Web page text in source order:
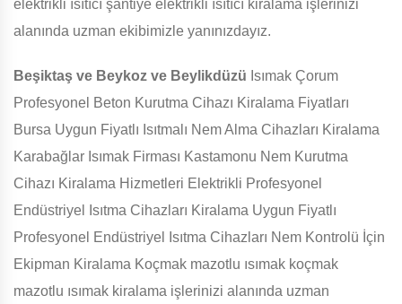
elektrikli ısıtıcı şantiye elektrikli ısıtıcı kiralama işlerinizi
alanında uzman ekibimizle yanınızdayız.
Beşiktaş ve Beykoz ve Beylikdüzü Isımak Çorum
Profesyonel Beton Kurutma Cihazı Kiralama Fiyatları
Bursa Uygun Fiyatlı Isıtmalı Nem Alma Cihazları Kiralama
Karabağlar Isımak Firması Kastamonu Nem Kurutma
Cihazı Kiralama Hizmetleri Elektrikli Profesyonel
Endüstriyel Isıtma Cihazları Kiralama Uygun Fiyatlı
Profesyonel Endüstriyel Isıtma Cihazları Nem Kontrolü İçin
Ekipman Kiralama Koçmak mazotlu ısımak koçmak
mazotlu ısımak kiralama işlerinizi alanında uzman